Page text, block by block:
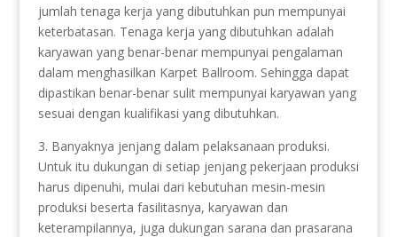
jumlah tenaga kerja yang dibutuhkan pun mempunyai
keterbatasan. Tenaga kerja yang dibutuhkan adalah
karyawan yang benar-benar mempunyai pengalaman
dalam menghasilkan Karpet Ballroom. Sehingga dapat
dipastikan benar-benar sulit mempunyai karyawan yang
sesuai dengan kualifikasi yang dibutuhkan.
3. Banyaknya jenjang dalam pelaksanaan produksi.
Untuk itu dukungan di setiap jenjang pekerjaan produksi
harus dipenuhi, mulai dari kebutuhan mesin-mesin
produksi beserta fasilitasnya, karyawan dan
keterampilannya, juga dukungan sarana dan prasarana